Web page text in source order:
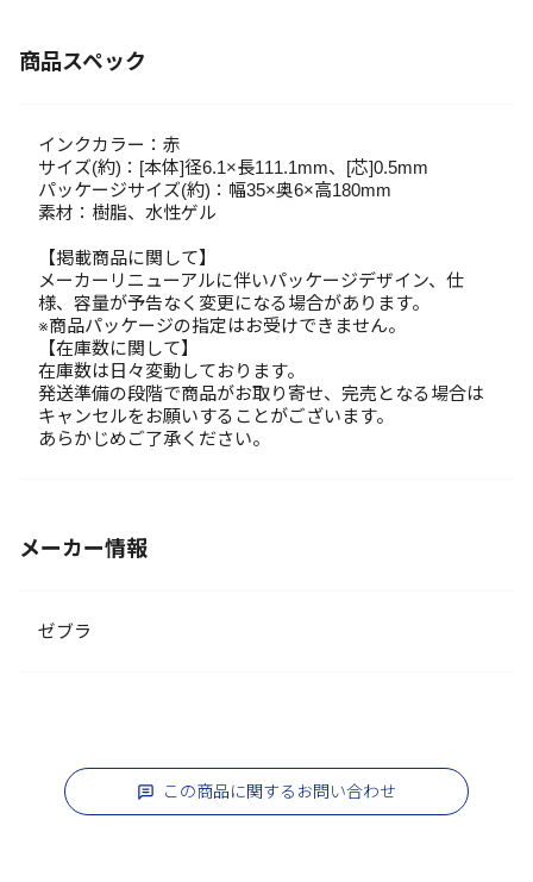
商品スペック
インクカラー：赤
サイズ(約)：[本体]径6.1×長111.1mm、[芯]0.5mm
パッケージサイズ(約)：幅35×奥6×高180mm
素材：樹脂、水性ゲル
【掲載商品に関して】
メーカーリニューアルに伴いパッケージデザイン、仕
様、容量が予告なく変更になる場合があります。
※商品パッケージの指定はお受けできません。
【在庫数に関して】
在庫数は日々変動しております。
発送準備の段階で商品がお取り寄せ、完売となる場合は
キャンセルをお願いすることがございます。
あらかじめご了承ください。
メーカー情報
ゼブラ
この商品に関するお問い合わせ